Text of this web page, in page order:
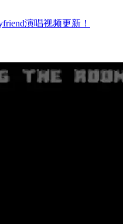
演唱视频更新！